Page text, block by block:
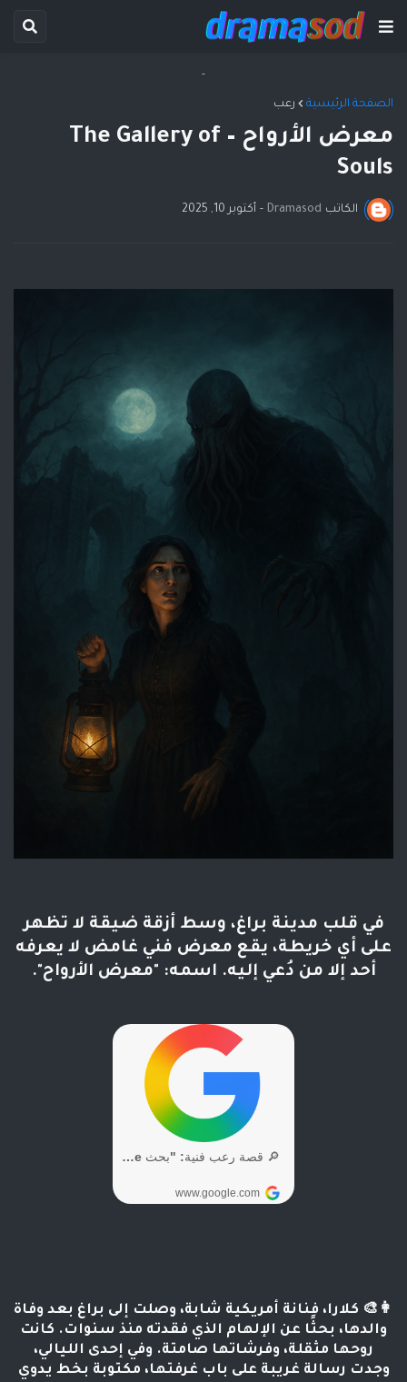
-
الصفحة الرئيسية رعب
معرض الأرواح – The Gallery of
Souls
الكاتب Dramasod
- أكتوبر 10, 2025
في قلب مدينة براغ، وسط أزقة ضيقة لا تظهر
على أي خريطة، يقع معرض فني غامض لا يعرفه
أحد إلا من دُعي إليه. اسمه: "معرض الأرواح".
👩‍🎨 كلارا، فنانة أمريكية شابة، وصلت إلى براغ بعد وفاة
والدها، بحثًا عن الإلهام الذي فقدته منذ سنوات. كانت
روحها مثقلة، وفرشاتها صامتة. وفي إحدى الليالي،
وجدت رسالة غريبة على باب غرفتها، مكتوبة بخط يدوي